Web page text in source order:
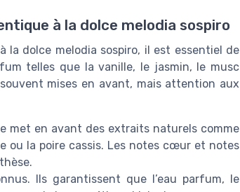
à la dolce melodia sospiro
la dolce melodia sospiro, il est essentiel de
telles que la vanille, le jasmin, le musc
mises en avant, mais attention aux
met en avant des extraits naturels comme
ou la poire cassis. Les notes cœur et notes
Ils garantissent que l’eau parfum, le